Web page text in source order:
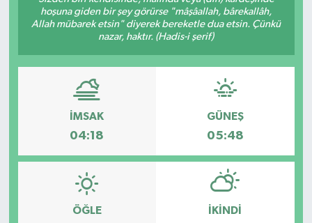
hoşuna giden bir şey görürse "mâşâallah, bârekallâh,
Allah mübarek etsin" diyerek bereketle dua etsin. Çünkü
nazar, haktır. (Hadis-i şerif)
İMSAK
04:18
GÜNEŞ
05:48
ÖĞLE İKINDI
Ekonomi
Tokat Haber